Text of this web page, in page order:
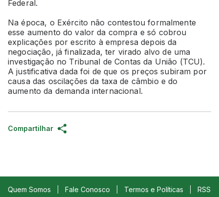
Federal.
Na época, o Exército não contestou formalmente
esse aumento do valor da compra e só cobrou
explicações por escrito à empresa depois da
negociação, já finalizada, ter virado alvo de uma
investigação no Tribunal de Contas da União (TCU).
A justificativa dada foi de que os preços subiram por
causa das oscilações da taxa de câmbio e do
aumento da demanda internacional.
Compartilhar
Quem Somos Fale Conosco Termos e Políticas RSS